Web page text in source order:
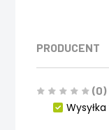
PRODUCENT
(0)
Wysyłka